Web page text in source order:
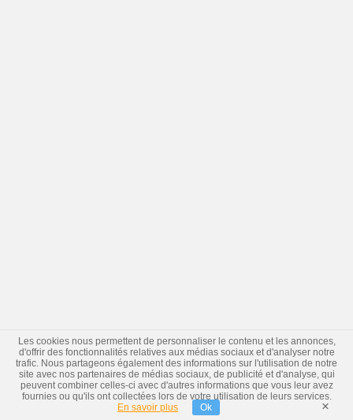
Les cookies nous permettent de personnaliser le contenu et les annonces,
d'offrir des fonctionnalités relatives aux médias sociaux et d'analyser notre
trafic. Nous partageons également des informations sur l'utilisation de notre
site avec nos partenaires de médias sociaux, de publicité et d'analyse, qui
peuvent combiner celles-ci avec d'autres informations que vous leur avez
fournies ou qu'ils ont collectées lors de votre utilisation de leurs services.
En savoir plus
Ok ×